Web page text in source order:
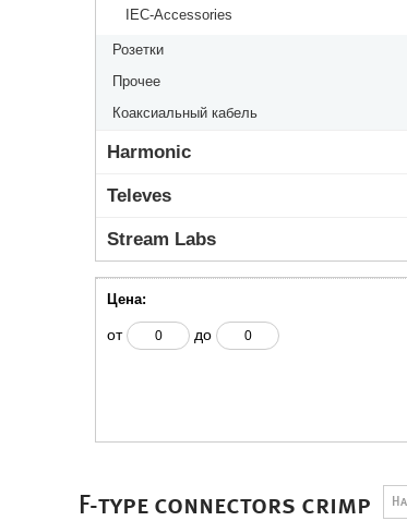
IEC-Accessories
Розетки
Прочее
Коаксиальный кабель
Harmonic
Televes
Stream Labs
Цена:
от до
F-type connectors crimp